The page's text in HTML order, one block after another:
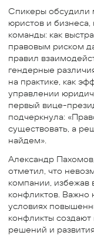
Спикеры обсудили
юристов и
команды: как
правовым риском
правил
гендерные
на практике, как
управлении
первый вице-
подчеркнула:
существовать, а
найдем».
Александр
отметил, что
компании, избежав
конфликтов. Важно
условиях
конфликты
решений и